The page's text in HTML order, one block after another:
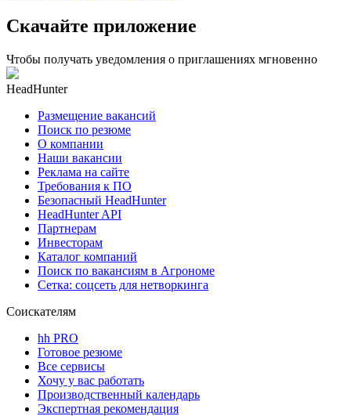
Скачайте приложение
Чтобы получать уведомления о приглашениях мгновенно
HeadHunter
Размещение вакансий
Поиск по резюме
О компании
Наши вакансии
Реклама на сайте
Требования к ПО
Безопасный HeadHunter
HeadHunter API
Партнерам
Инвесторам
Каталог компаний
Поиск по вакансиям в Агрономе
Сетка: соцсеть для нетворкинга
Соискателям
hh PRO
Готовое резюме
Все сервисы
Хочу у вас работать
Производственный календарь
Экспертная рекомендация